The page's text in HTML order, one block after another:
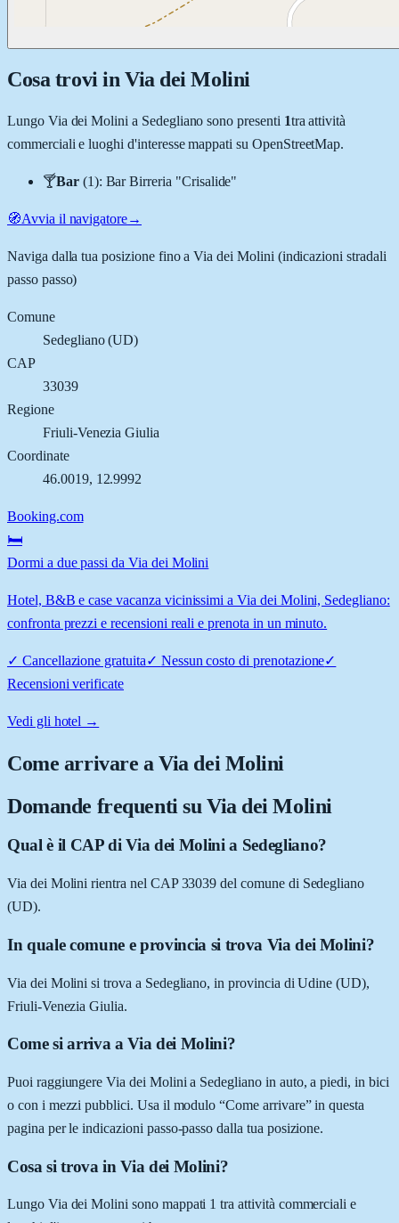
Cosa trovi in Via dei Molini
Lungo Via dei Molini a Sedegliano sono presenti 1tra attività
commerciali e luoghi d'interesse mappati su OpenStreetMap.
🍸Bar (1): Bar Birreria "Crisalide"
🧭Avvia il navigatore→
Naviga dalla tua posizione fino aVia dei Molini (indicazioni stradali
passo passo)
Comune
Sedegliano(UD)
CAP
33039
Regione
Friuli-Venezia Giulia
Coordinate
46.0019, 12.9992
Booking.com
🛏️
Dormi a due passi da Via dei Molini
Hotel, B&B e case vacanza vicinissimi a Via dei Molini, Sedegliano:
confronta prezzi e recensioni reali e prenota in un minuto.
✓ Cancellazione gratuita✓ Nessun costo di prenotazione✓
Recensioni verificate
Vedi gli hotel →
Come arrivare aVia dei Molini
Domande frequenti su Via dei Molini
Qual è il CAP di Via dei Molini a Sedegliano?
Via dei Molini rientra nel CAP 33039 del comune di Sedegliano
(UD).
In quale comune e provincia si trova Via dei Molini?
Via dei Molini si trova a Sedegliano, in provincia di Udine (UD),
Friuli-Venezia Giulia.
Come si arriva a Via dei Molini?
Puoi raggiungere Via dei Molini a Sedegliano in auto, a piedi, in bici
o con i mezzi pubblici. Usa il modulo “Come arrivare” in questa
pagina per le indicazioni passo-passo dalla tua posizione.
Cosa si trova in Via dei Molini?
Lungo Via dei Molini sono mappati 1 tra attività commerciali e